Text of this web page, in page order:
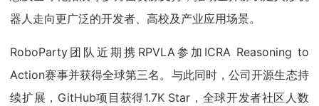
器人走向更广泛的开发者、高校及产业应用场景。
RoboParty团队近期携RPVLA参加ICRA Reasoning to
Action赛事并获得全球第三名。与此同时，公司开源生态持
续扩展，GitHub项目获得1.7K Star，全球开发者社区人数